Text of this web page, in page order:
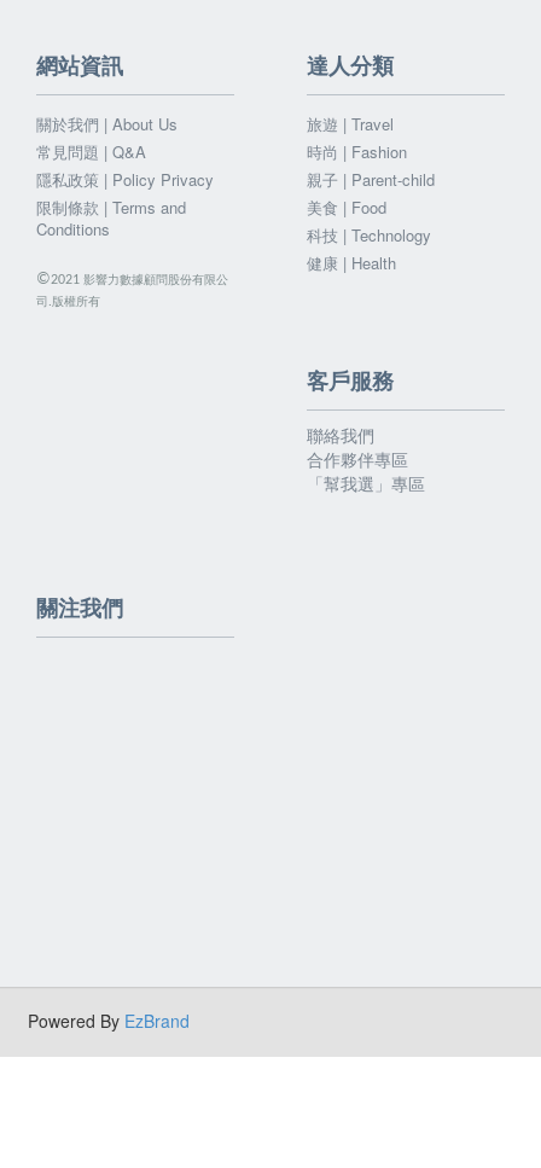
網站資訊
關於我們 | About Us
常見問題 | Q&A
隱私政策 | Policy Privacy
限制條款 | Terms and
Conditions
©2021 影響力數據顧問股份有限公
司.版權所有
達人分類
旅遊 | Travel
時尚 | Fashion
親子 | Parent-child
美食 | Food
科技 | Technology
健康 | Health
客戶服務
聯絡我們
合作夥伴專區
「幫我選」專區
關注我們
Powered By EzBrand